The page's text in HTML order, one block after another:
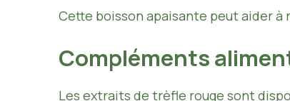
Cette boisson apaisante peut aider à
Compléments
Les extraits de trèfle rouge sont